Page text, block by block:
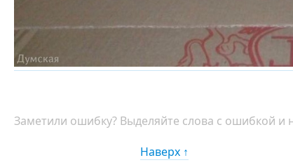
Заметили ошибку? Выделяйте слова с ошибкой
Наверх ↑